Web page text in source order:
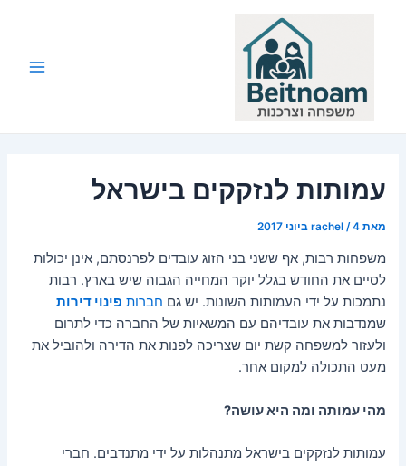
עמותות לנזקקים בישראל
מאת rachel /4 ביוני 2017
משפחות רבות, אף ששני בני הזוג עובדים לפרנסתם, אינן יכולות
לסיים את החודש בגלל יוקר המחייה הגבוה שיש בארץ. רבות
נתמכות על ידי העמותות השונות. יש גם חברות פינוי דירות
שמנדבות את עובדיהם עם המשאיות של החברה כדי לתרום
ולעזור למשפחה קשת יום שצריכה לפנות את הדירה ולהוביל את
מעט התכולה למקום אחר.
מהי עמותה ומה היא עושה?
עמותות לנזקקים בישראל מתנהלות על ידי מתנדבים. חברי